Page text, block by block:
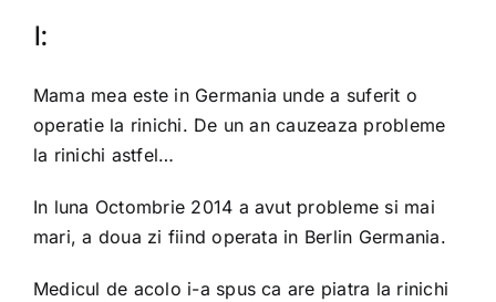
OPINIE MEDICALA
I:
Mama mea este in Germania unde a suferit o
operatie la rinichi. De un an cauzeaza probleme
la rinichi astfel…
In luna Octombrie 2014 a avut probleme si mai
mari, a doua zi fiind operata in Berlin Germania.
Medicul de acolo i-a spus ca are piatra la rinichi